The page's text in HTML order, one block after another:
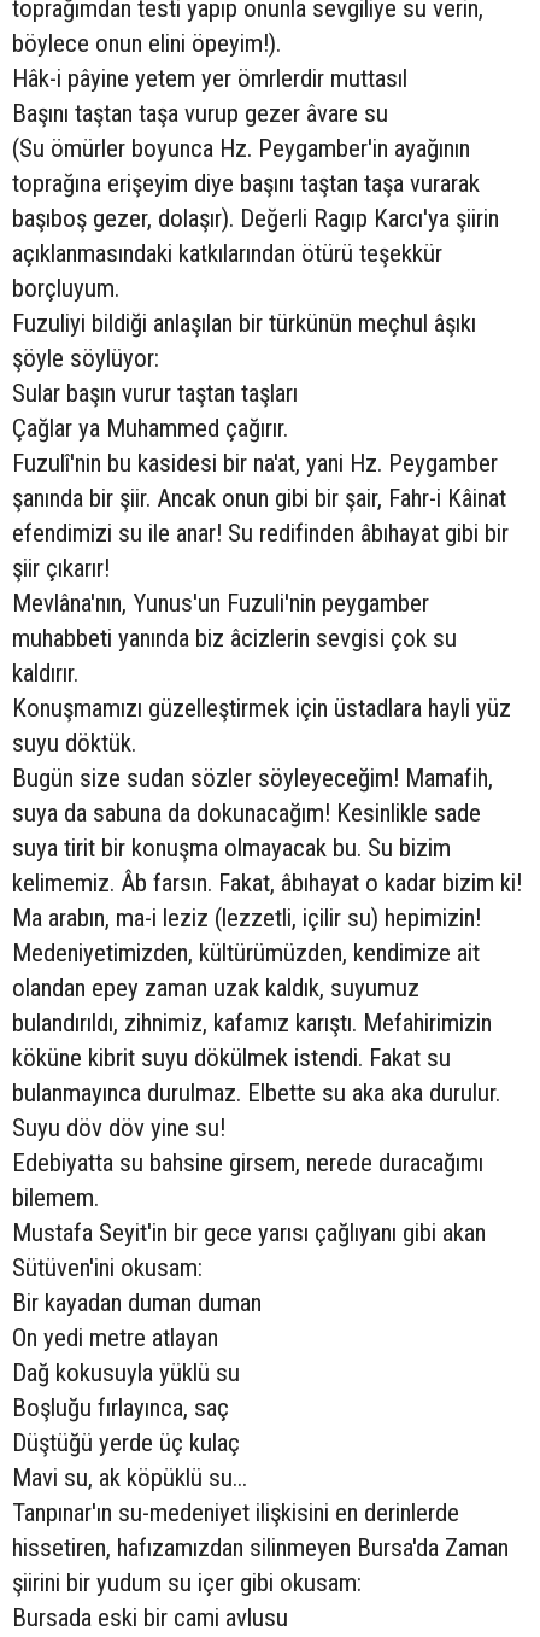
toprağımdan testi yapıp onunla sevgiliye su verin,
böylece onun elini öpeyim!).
Hâk-i pâyine yetem yer ömrlerdir muttasıl
Başını taştan taşa vurup gezer âvare su
(Su ömürler boyunca Hz. Peygamber'in ayağının
toprağına erişeyim diye başını taştan taşa vurarak
başıboş gezer, dolaşır). Değerli Ragıp Karcı'ya şiirin
açıklanmasındaki katkılarından ötürü teşekkür
borçluyum.
Fuzuliyi bildiği anlaşılan bir türkünün meçhul âşıkı
şöyle söylüyor:
Sular başın vurur taştan taşları
Çağlar ya Muhammed çağırır.
Fuzulî'nin bu kasidesi bir na'at, yani Hz. Peygamber
şanında bir şiir. Ancak onun gibi bir şair, Fahr-i Kâinat
efendimizi su ile anar! Su redifinden âbıhayat gibi bir
şiir çıkarır!
Mevlâna'nın, Yunus'un Fuzuli'nin peygamber
muhabbeti yanında biz âcizlerin sevgisi çok su
kaldırır.
Konuşmamızı güzelleştirmek için üstadlara hayli yüz
suyu döktük.
Bugün size sudan sözler söyleyeceğim! Mamafih,
suya da sabuna da dokunacağım! Kesinlikle sade
suya tirit bir konuşma olmayacak bu. Su bizim
kelimemiz. Âb farsın. Fakat, âbıhayat o kadar bizim ki!
Ma arabın, ma-i leziz (lezzetli, içilir su) hepimizin!
Medeniyetimizden, kültürümüzden, kendimize ait
olandan epey zaman uzak kaldık, suyumuz
bulandırıldı, zihnimiz, kafamız karıştı. Mefahirimizin
köküne kibrit suyu dökülmek istendi. Fakat su
bulanmayınca durulmaz. Elbette su aka aka durulur.
Suyu döv döv yine su!
Edebiyatta su bahsine girsem, nerede duracağımı
bilemem.
Mustafa Seyit'in bir gece yarısı çağlıyanı gibi akan
Sütüven'ini okusam:
Bir kayadan duman duman
On yedi metre atlayan
Dağ kokusuyla yüklü su
Boşluğu fırlayınca, saç
Düştüğü yerde üç kulaç
Mavi su, ak köpüklü su...
Tanpınar'ın su-medeniyet ilişkisini en derinlerde
hissetiren, hafızamızdan silinmeyen Bursa'da Zaman
şiirini bir yudum su içer gibi okusam:
Bursada eski bir cami avlusu